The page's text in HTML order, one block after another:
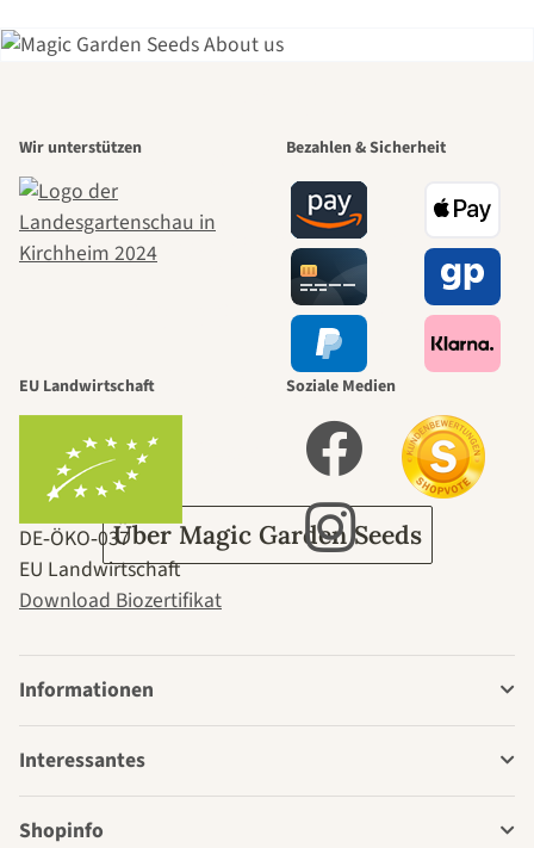
schönsten
Wege zu uns
selbst führt
durch den
Garten
Über Magic Garden Seeds
Wir unterstützen Bezahlen & Sicherheit
EU Landwirtschaft
DE‑ÖKO‑037
EU Landwirtschaft
Download Biozertifikat
Soziale Medien
Informationen
Interessantes
Shopinfo